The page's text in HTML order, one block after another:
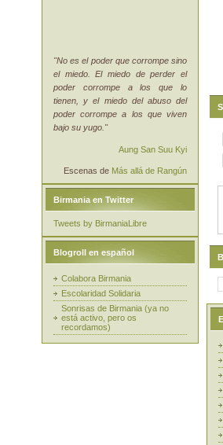
"No es el poder que corrompe sino
el miedo. El miedo de perder el
poder corrompe a los que lo
tienen, y el miedo del abuso del
poder corrompe a los que viven
bajo su yugo."
Aung San Suu Kyi
Escenas de Más allá de Rangún
Birmania en Twitter
Tweets by BirmaniaLibre
Blogroll en español
Colabora Birmania
Escolaridad Solidaria
Sonrisas de Birmania (ya no
está activo, pero os
recordamos)